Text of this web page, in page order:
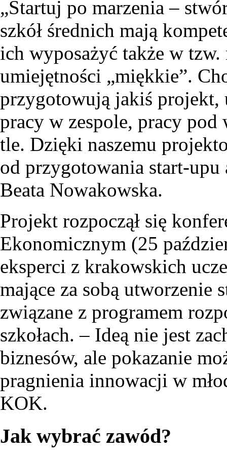
„Startuj po marzenia –
szkół średnich mają
ich wyposażyć także w
umiejętności „miękkie”.
przygotowują jakiś projekt,
pracy w zespole, pracy pod
tle. Dzięki naszemu
od przygotowania start-
Beata Nowakowska.
Projekt rozpoczął się
Ekonomicznym (25
eksperci z krakowskich
mające za sobą utworzenie
związane z programem
szkołach. – Ideą nie jest
biznesów, ale pokazanie
pragnienia innowacji w
KOK.
Jak wybrać zawód?